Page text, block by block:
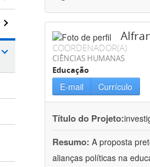
COORDENADOR(A)
CIÊNCIAS HUMANAS
Educação
E-mail Currículo
Título do Projeto:
Resumo: A proposta
alianças políticas na